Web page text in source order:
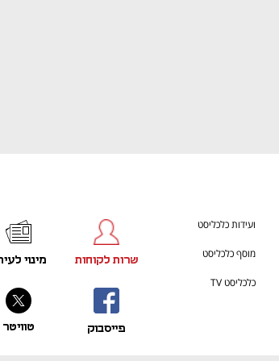
ועידות כלכליסט
מוסף כלכליסט
כלכליסט TV
פייסבוק
שרות לקוחות
טוויטר
מינוי